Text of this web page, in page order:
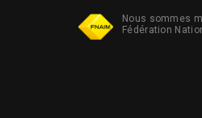
Nous sommes
Fédération